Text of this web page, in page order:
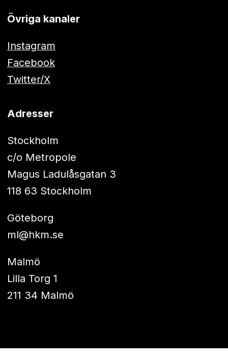
Övriga kanaler
Instagram
Facebook
Twitter/X
Adresser
Stockholm
c/o Metropole
Magus Ladulåsgatan 3
118 63 Stockholm
Göteborg
ml@hkm.se
Malmö
Lilla Torg 1
211 34 Malmö